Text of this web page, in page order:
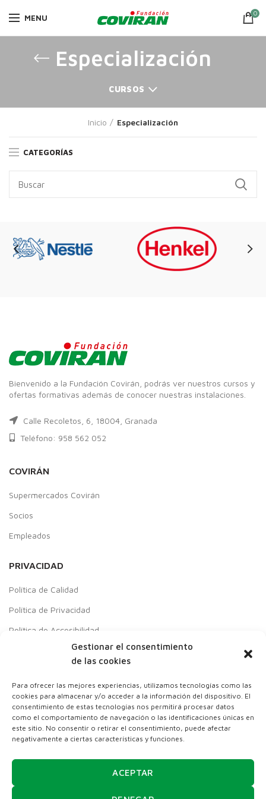
Gestionar el consentimiento
de las cookies
Para ofrecer las mejores experiencias, utilizamos tecnologías como las
cookies para almacenar y/o acceder a la información del dispositivo. El
consentimiento de estas tecnologías nos permitirá procesar datos
como el comportamiento de navegación o las identificaciones únicas en
este sitio. No consentir o retirar el consentimiento, puede afectar
negativamente a ciertas características y funciones.
ACEPTAR
MENU 0
Especialización
CURSOS
Inicio Especialización
CATEGORÍAS
Bienvenido a la Fundación Covirán, podrás ver nuestros cursos y
ofertas formativas además de conocer nuestras instalaciones.
Calle Recoletos, 6, 18004, Granada
Teléfono: 958 562 052
COVIRÁN
Supermercados Covirán
Socios
Empleados
PRIVACIDAD
Política de Calidad
Política de Privacidad
Política de Accesibilidad
Contacto
Responsabilidad Social Empresarial
Colaboraciones con: